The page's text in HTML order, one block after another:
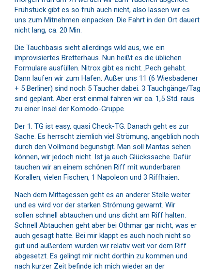
Frühstück gibt es so früh auch nicht, also lassen wir es
uns zum Mitnehmen einpacken. Die Fahrt in den Ort dauert
nicht lang, ca. 20 Min.
Die Tauchbasis sieht allerdings wild aus, wie ein
improvisiertes Bretterhaus. Nun heißt es die üblichen
Formulare ausfüllen. Nitrox gibt es nicht…Pech gehabt.
Dann laufen wir zum Hafen. Außer uns 11 (6 Wiesbadener
+ 5 Berliner) sind noch 5 Taucher dabei. 3 Tauchgänge/Tag
sind geplant. Aber erst einmal fahren wir ca. 1,5 Std. raus
zu einer Insel der Komodo-Gruppe.
Der 1. TG ist easy, quasi Check-TG. Danach geht es zur
Sache. Es herrscht ziemlich viel Strömung, angeblich noch
durch den Vollmond begünstigt. Man soll Mantas sehen
können, wir jedoch nicht. Ist ja auch Glückssache. Dafür
tauchen wir an einem schönen Riff mit wunderbaren
Korallen, vielen Fischen, 1 Napoleon und 3 Riffhaien.
Nach dem Mittagessen geht es an anderer Stelle weiter
und es wird vor der starken Strömung gewarnt. Wir
sollen schnell abtauchen und uns dicht am Riff halten.
Schnell Abtauchen geht aber bei Othmar gar nicht, was er
auch gesagt hatte. Bei mir klappt es auch noch nicht so
gut und außerdem wurden wir relativ weit vor dem Riff
abgesetzt. Es gelingt mir nicht dorthin zu kommen und
nach kurzer Zeit befinde ich mich wieder an der